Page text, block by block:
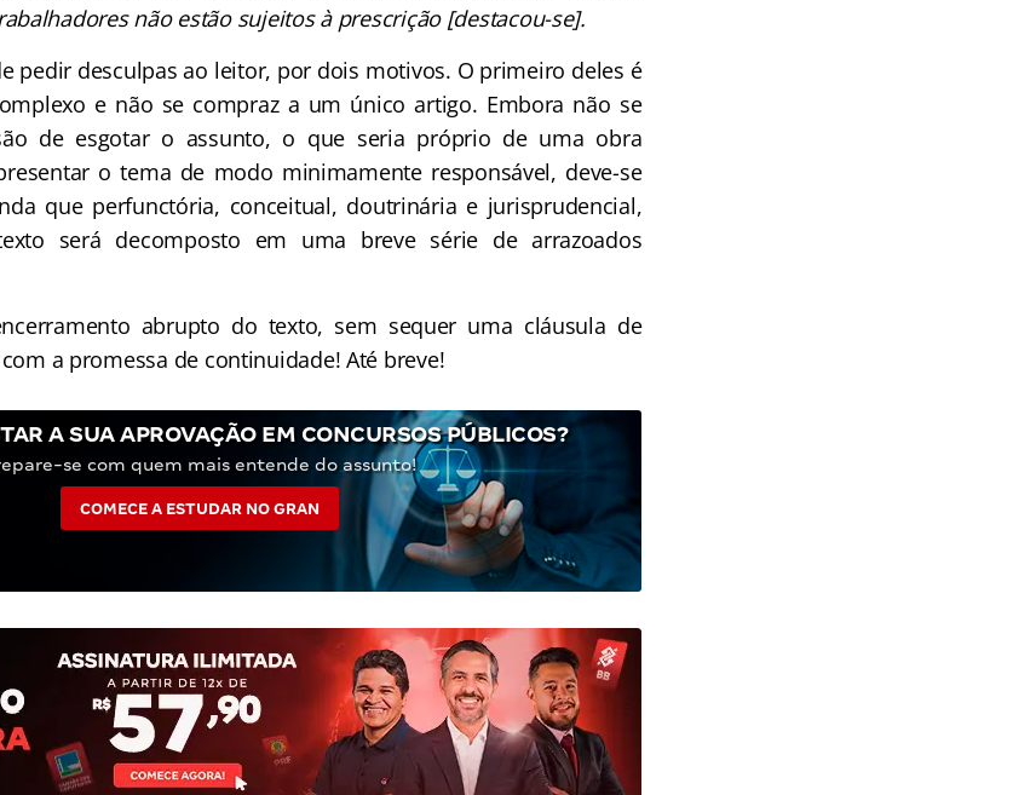
não estão sujeitos à prescrição [destacou-se].
pedir desculpas ao leitor, por dois motivos. O primeiro deles é
e não se compraz a um único artigo. Embora não se
de esgotar o assunto, o que seria próprio de uma obra
o tema de modo minimamente responsável, deve-se
que perfunctória, conceitual, doutrinária e jurisprudencial,
será decomposto em uma breve série de arrazoados
abrupto do texto, sem sequer uma cláusula de
a promessa de continuidade! Até breve!
A SUA APROVAÇÃO EM CONCURSOS PÚBLICOS?
se com quem mais entende do assunto!
COMECE A ESTUDAR NO GRAN